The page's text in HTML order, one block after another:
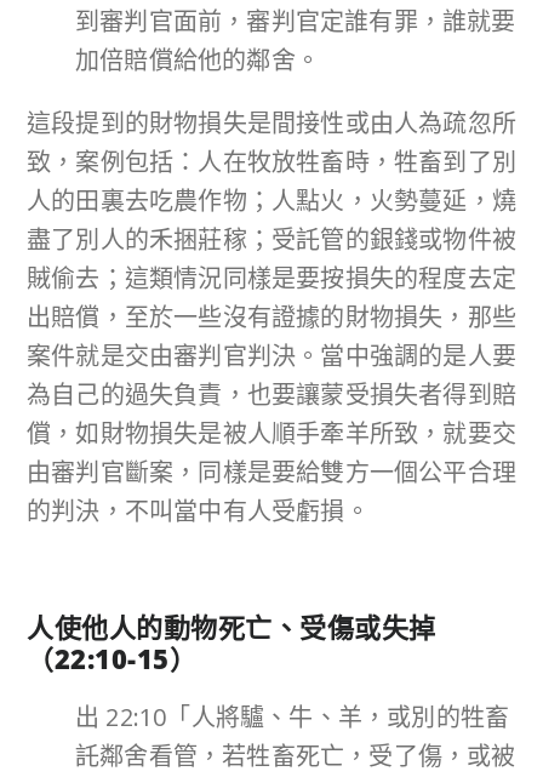
到審判官面前，審判官定誰有罪，誰就要
加倍賠償給他的鄰舍。
這段提到的財物損失是間接性或由人為疏忽所
致，案例包括：人在牧放牲畜時，牲畜到了別
人的田裏去吃農作物；人點火，火勢蔓延，燒
盡了別人的禾捆莊稼；受託管的銀錢或物件被
賊偷去；這類情況同樣是要按損失的程度去定
出賠償，至於一些沒有證據的財物損失，那些
案件就是交由審判官判決。當中強調的是人要
為自己的過失負責，也要讓蒙受損失者得到賠
償，如財物損失是被人順手牽羊所致，就要交
由審判官斷案，同樣是要給雙方一個公平合理
的判決，不叫當中有人受虧損。
人使他人的動物死亡、受傷或失掉
（22:10-15）
出 22:10「人將驢、牛、羊，或別的牲畜
託鄰舍看管，若牲畜死亡，受了傷，或被